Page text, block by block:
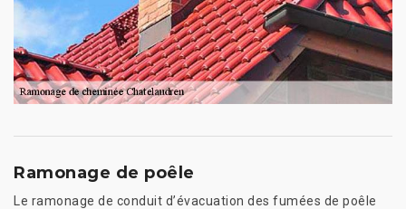
Ramonage de poêle
Le ramonage de conduit d’évacuation des fumées de poêle